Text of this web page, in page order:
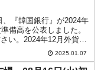
、『韓国銀行』が2024年
備高を公表しました。
い。2024年12月外貨準
ル（約65兆5,448億円）
ル＜＜内訳＞＞
2025.01.07